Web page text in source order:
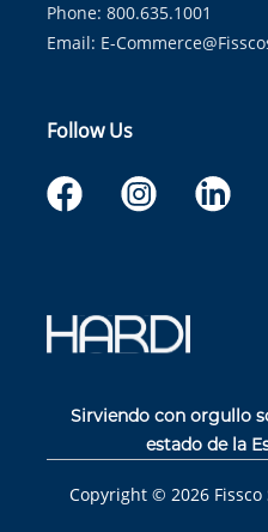
Phone: 800.635.1001
Email: E-
Follow Us
Sirviendo con orgullo
estado de la
Copyright © 2026